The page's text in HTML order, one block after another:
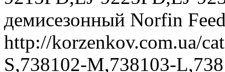
демисезонный Norfin
http://korzenkov.com.ua/
S,738102-M,738103-